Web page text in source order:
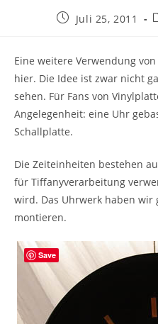
BeitragJuli 25, 2011
Eine weitere Verwendung
hier. Die Idee ist zwar nicht
sehen. Für Fans von
Angelegenheit: eine Uhr
Schallplatte.
Die Zeiteinheiten bestehen
für Tiffanyverarbeitung
wird. Das Uhrwerk haben wir
montieren.
Save